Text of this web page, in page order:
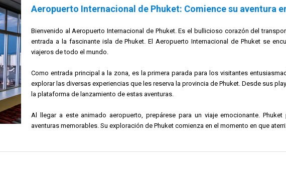
Aeropuerto Internacional de Phuket: Comience su aventura
Bienvenido al Aeropuerto Internacional de Phuket. Es el bullicioso corazón del
entrada a la fascinante isla de Phuket. El Aeropuerto Internacional de Phuket se
viajeros de todo el mundo.
Como entrada principal a la zona, es la primera parada para los visitantes
explorar las diversas experiencias que les reserva la provincia de Phuket. Desde sus
la plataforma de lanzamiento de estas aventuras.
Al llegar a este animado aeropuerto, prepárese para un viaje emocionante.
aventuras memorables. Su exploración de Phuket comienza en el momento en que
La terminal internacional, para vuelos procedentes de otros países. Y la terminal nacional